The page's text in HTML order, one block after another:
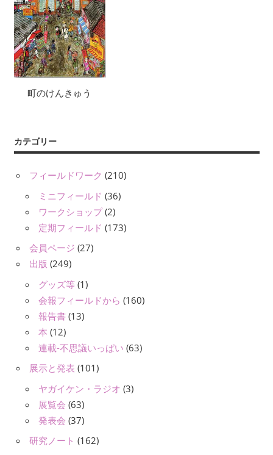
町のけんきゅう
カテゴリー
フィールドワーク (210)
ミニフィールド (36)
ワークショップ(2)
定期フィールド (173)
会員ページ (27)
出版 (249)
グッズ等 (1)
会報フィールドから (160)
報告書 (13)
本 (12)
連載-不思議いっぱい (63)
展示と発表 (101)
ヤガイケン・ラジオ (3)
展覧会 (63)
発表会 (37)
研究ノート (162)